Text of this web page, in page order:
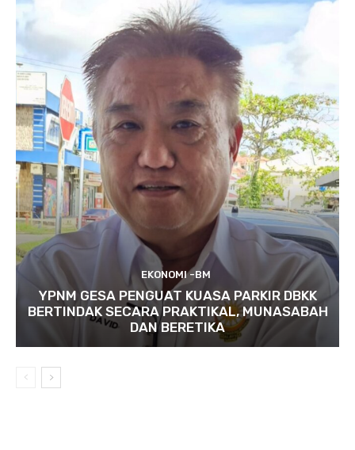
EKONOMI -BM
YPNM GESA PENGUAT KUASA PARKIR DBKK
BERTINDAK SECARA PRAKTIKAL, MUNASABAH
DAN BERETIKA